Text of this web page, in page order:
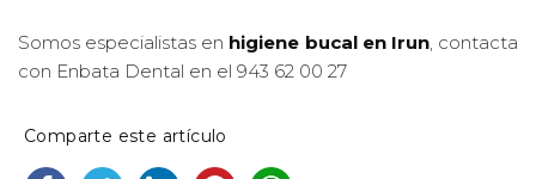
Somos especialistas en higiene bucal en Irun, contacta
con Enbata Dental en el 943 62 00 27
Comparte este artículo